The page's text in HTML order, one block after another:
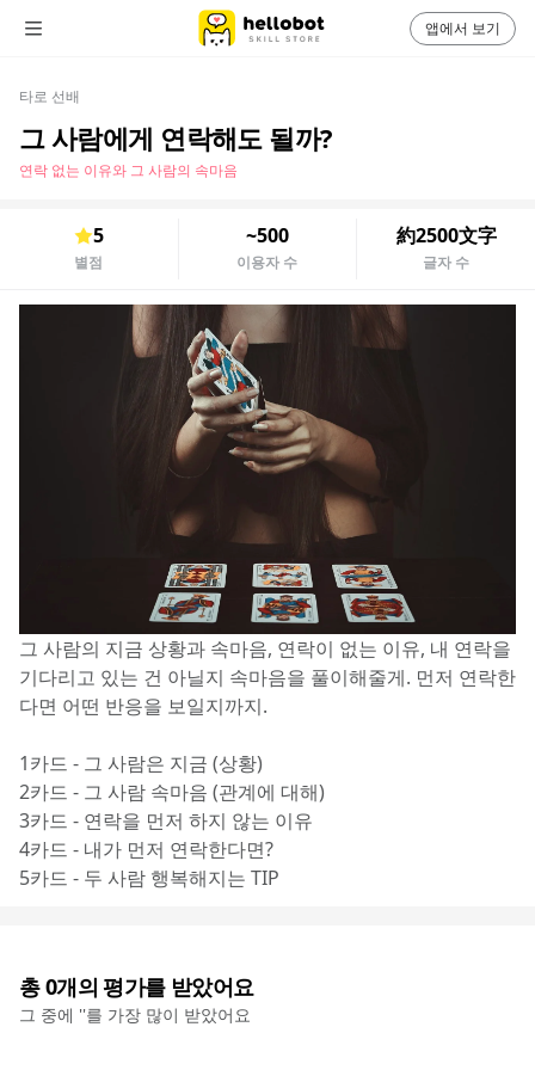
타로 선배
그 사람에게 연락해도 될까?
연락 없는 이유와 그 사람의 속마음
5
별점
~500
이용자 수
約2500文字
글자 수
그 사람의 지금 상황과 속마음, 연락이 없는 이유, 내 연락을
기다리고 있는 건 아닐지 속마음을 풀이해줄게. 먼저 연락한
다면 어떤 반응을 보일지까지.
1카드 - 그 사람은 지금 (상황)
2카드 - 그 사람 속마음 (관계에 대해)
3카드 - 연락을 먼저 하지 않는 이유
4카드 - 내가 먼저 연락한다면?
5카드 - 두 사람 행복해지는 TIP
총0개의 평가를 받았어요
그 중에 ''를 가장 많이 받았어요
앱에서 보기